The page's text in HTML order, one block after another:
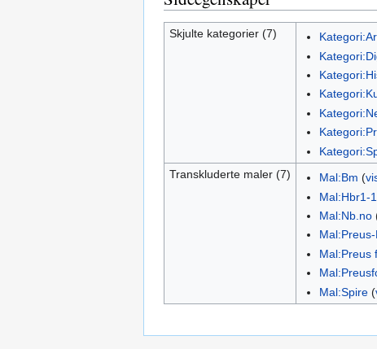
Skjulte kategorier (7)
Transkluderte maler (7)
Mal:Bm (
Mal:Hbr1-1
Mal:Nb.no
Mal:Preus
Mal:Spire(